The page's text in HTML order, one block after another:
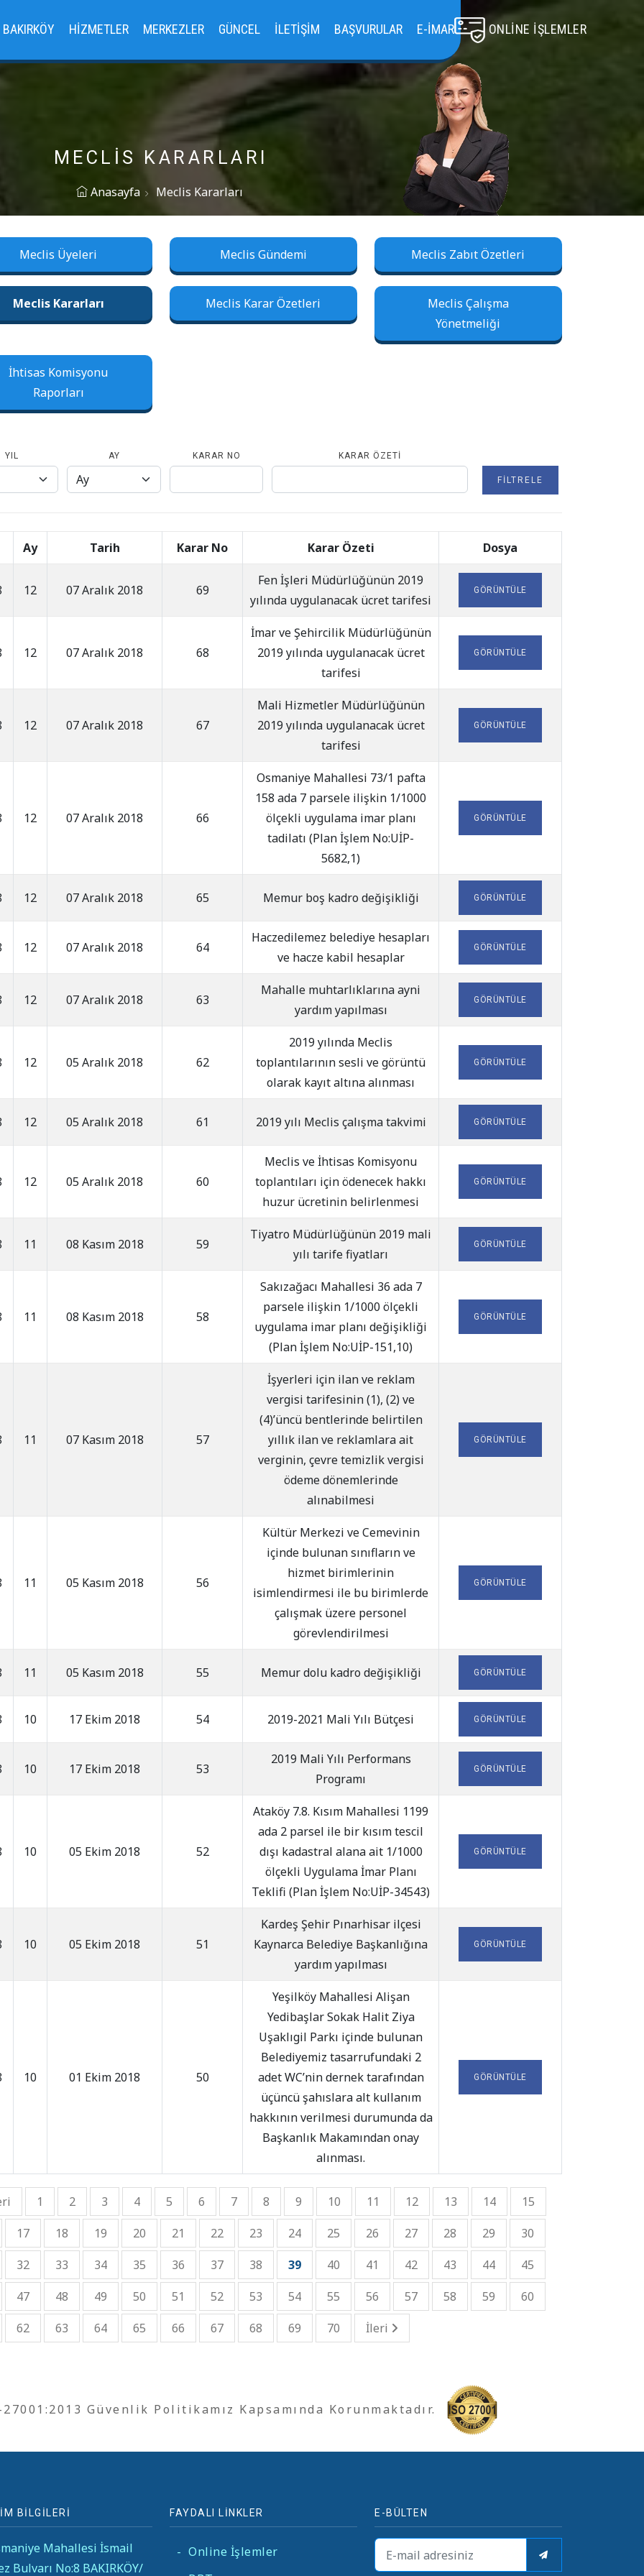
BAKIRKÖY HIZMETLER MERKEZLER GÜNCEL İLETIŞIM BAŞVURULAR E-İMAR ONLINE İŞLEMLER
MECLIS KARARLARI
Anasayfa Meclis Kararları
Meclis Üyeleri Meclis Gündemi Meclis Zabıt Özetleri
Meclis Kararları Meclis Karar Özetleri
Meclis Çalışma
Yönetmeliği
İhtisas Komisyonu
Raporları
YIL AY KARAR NO KARAR ÖZETI
FILTRELE
Ay Tarih Karar No Karar Özeti Dosya
12 07 Aralık 2018 69
Fen İşleri Müdürlüğünün 2019
yılında uygulanacak ücret tarifesi
GÖRÜNTÜLE
12 07 Aralık 2018 68
İmar ve Şehircilik Müdürlüğünün
2019 yılında uygulanacak ücret
tarifesi
GÖRÜNTÜLE
12 07 Aralık 2018 67
Mali Hizmetler Müdürlüğünün
2019 yılında uygulanacak ücret
tarifesi
GÖRÜNTÜLE
12 07 Aralık 2018 66
Osmaniye Mahallesi 73/1 pafta
158 ada 7 parsele ilişkin 1/1000
ölçekli uygulama imar planı
tadilatı (Plan İşlem No:UİP-
5682,1)
GÖRÜNTÜLE
12 07 Aralık 2018 65 Memur boş kadro değişikliği GÖRÜNTÜLE
12 07 Aralık 2018 64
Haczedilemez belediye hesapları
ve hacze kabil hesaplar
GÖRÜNTÜLE
12 07 Aralık 2018 63
Mahalle muhtarlıklarına ayni
yardım yapılması
GÖRÜNTÜLE
12 05 Aralık 2018 62
2019 yılında Meclis
toplantılarının sesli ve görüntü
olarak kayıt altına alınması
GÖRÜNTÜLE
12 05 Aralık 2018 61 2019 yılı Meclis çalışma takvimi GÖRÜNTÜLE
12 05 Aralık 2018 60
Meclis ve İhtisas Komisyonu
toplantıları için ödenecek hakkı
huzur ücretinin belirlenmesi
GÖRÜNTÜLE
11 08 Kasım 2018 59
Tiyatro Müdürlüğünün 2019 mali
yılı tarife fiyatları
GÖRÜNTÜLE
11 08 Kasım 2018 58
Sakızağacı Mahallesi 36 ada 7
parsele ilişkin 1/1000 ölçekli
uygulama imar planı değişikliği
(Plan İşlem No:UİP-151,10)
GÖRÜNTÜLE
11 07 Kasım 2018 57
İşyerleri için ilan ve reklam
vergisi tarifesinin (1), (2) ve
(4)’üncü bentlerinde belirtilen
yıllık ilan ve reklamlara ait
verginin, çevre temizlik vergisi
ödeme dönemlerinde
alınabilmesi
GÖRÜNTÜLE
11 05 Kasım 2018 56
Kültür Merkezi ve Cemevinin
içinde bulunan sınıfların ve
hizmet birimlerinin
isimlendirmesi ile bu birimlerde
çalışmak üzere personel
görevlendirilmesi
GÖRÜNTÜLE
11 05 Kasım 2018 55 Memur dolu kadro değişikliği GÖRÜNTÜLE
10 17 Ekim 2018 54 2019-2021 Mali Yılı Bütçesi GÖRÜNTÜLE
10 17 Ekim 2018 53
2019 Mali Yılı Performans
Programı
GÖRÜNTÜLE
10 05 Ekim 2018 52
Ataköy 7.8. Kısım Mahallesi 1199
ada 2 parsel ile bir kısım tescil
dışı kadastral alana ait 1/1000
ölçekli Uygulama İmar Planı
Teklifi (Plan İşlem No:UİP-34543)
GÖRÜNTÜLE
10 05 Ekim 2018 51
Kardeş Şehir Pınarhisar ilçesi
Kaynarca Belediye Başkanlığına
yardım yapılması
GÖRÜNTÜLE
10 01 Ekim 2018 50
Yeşilköy Mahallesi Alişan
Yedibaşlar Sokak Halit Ziya
Uşaklıgil Parkı içinde bulunan
Belediyemiz tasarrufundaki 2
adet WC’nin dernek tarafından
üçüncü şahıslara alt kullanım
hakkının verilmesi durumunda da
Başkanlık Makamından onay
alınması.
GÖRÜNTÜLE
1 2 3 4 5 6 7 8 9 10 11 12 13 14
15
17 18 19 20 21 22 23 24 25 26 27 28 29
30
32 33 34 35 36 37 38 39 40 41 42 43 44
45
47 48 49 50 51 52 53 54 55 56 57 58 59
60
62 63 64 65 66 67 68 69 70 İleri
Güvenlik Politikamız Kapsamında Korunmaktadır.
BİLGİLERİ
Mahallesi İsmail
Bulvarı No:8 BAKIRKÖY/
FAYDALI LİNKLER
- Online İşlemler
E-BÜLTEN